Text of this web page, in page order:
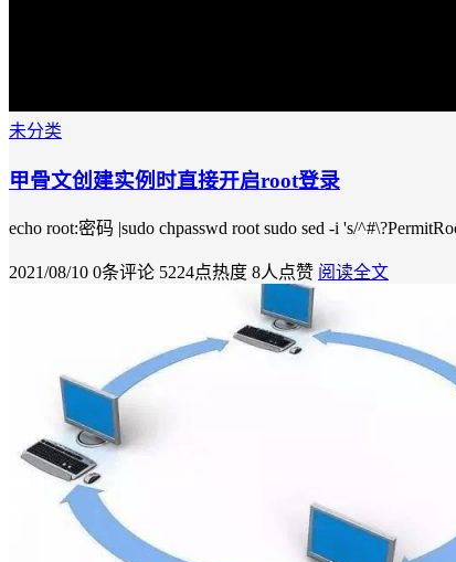
未分类
甲骨文创建实例时直接开启root登录
echo root:密码 |sudo chpasswd root sudo sed -i 's/
2021/08/10 0条评论 5224点热度 8人点赞 阅读全文